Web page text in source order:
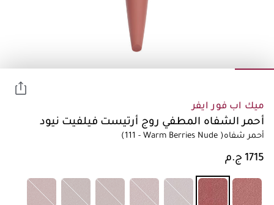
ميك اب فور ايفر
أحمر الشفاه المطفي روج أرتيست فيلفيت نيود
أحمر شفاه(111 - Warm Berries Nude )